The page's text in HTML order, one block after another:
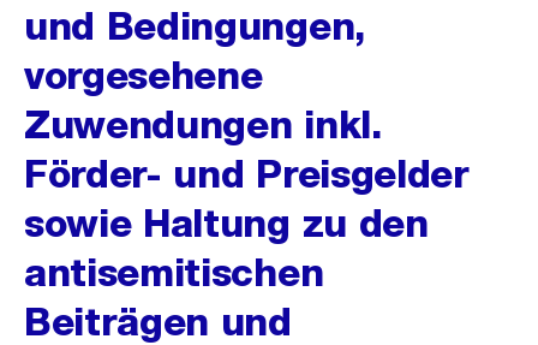
und Bedingungen,
vorgesehene
Zuwendungen inkl.
Förder- und Preisgelder
sowie Haltung zu den
antisemitischen
Beiträgen und